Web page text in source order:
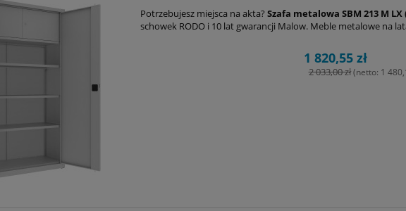
Potrzebujesz miejsca na akta? Szafa metalowa SBM 213 M LX
schowek RODO i 10 lat gwarancji Malow. Meble metalowe na
1 820,55 zł
2 033,00 zł (netto: 1